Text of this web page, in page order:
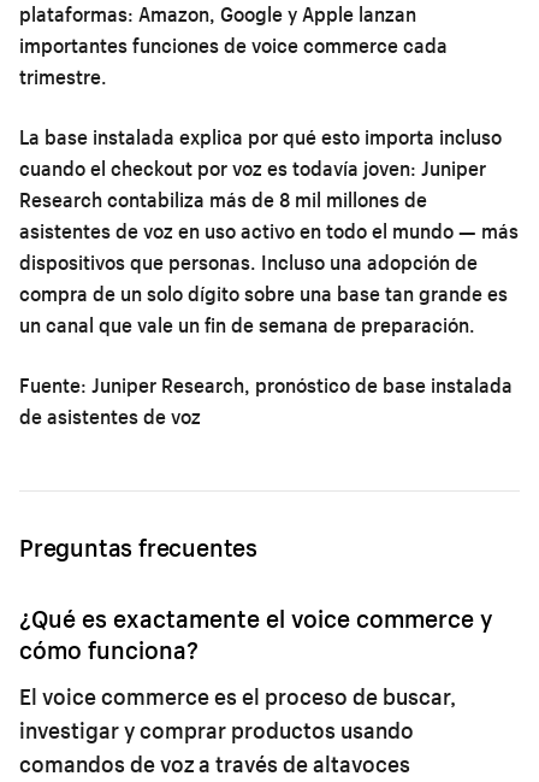
plataformas: Amazon, Google y Apple lanzan
importantes funciones de voice commerce cada
trimestre.
La base instalada explica por qué esto importa incluso
cuando el checkout por voz es todavía joven: Juniper
Research contabiliza más de 8 mil millones de
asistentes de voz en uso activo en todo el mundo — más
dispositivos que personas. Incluso una adopción de
compra de un solo dígito sobre una base tan grande es
un canal que vale un fin de semana de preparación.
Fuente: Juniper Research, pronóstico de base instalada
de asistentes de voz
Preguntas frecuentes
¿Qué es exactamente el voice commerce y
cómo funciona?
El voice commerce es el proceso de buscar,
investigar y comprar productos usando
comandos de voz a través de altavoces